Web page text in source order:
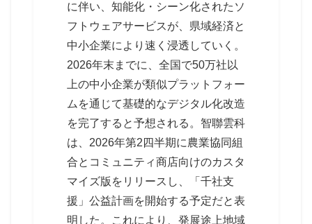
に伴い、知能化・シーン化されたソ
フトウェアサービスが、県域経済と
中小企業により速く浸透していく。
2026年末までに、全国で50万社以
上の中小企業が類似プラットフォー
ムを通じて基礎的なデジタル化改造
を完了すると予想される。智聯雲科
は、2026年第2四半期に農業協同組
合とコミュニティ商店向けのカスタ
マイズ版をリリースし、「千社支
援」公益計画を開始する予定だと表
明した。これにより、発展途上地域